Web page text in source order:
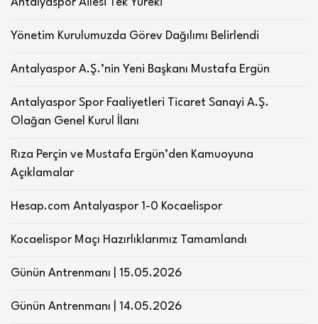
Antalyaspor Ailesi Tek Yürek!
Yönetim Kurulumuzda Görev Dağılımı Belirlendi
Antalyaspor A.Ş.’nin Yeni Başkanı Mustafa Ergün
Antalyaspor Spor Faaliyetleri Ticaret Sanayi A.Ş.
Olağan Genel Kurul İlanı
Rıza Perçin ve Mustafa Ergün’den Kamuoyuna
Açıklamalar
Hesap.com Antalyaspor 1-0 Kocaelispor
Kocaelispor Maçı Hazırlıklarımız Tamamlandı
Günün Antrenmanı | 15.05.2026
Günün Antrenmanı | 14.05.2026